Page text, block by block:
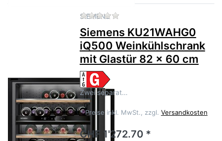
SIEMENS Zu diesem Produkt liegen
Siemens KU21WAHG0
iQ500 Weinkühlschrank
mit Glastür 82 x 60 cm
Zwei separat…
* Preise inkl. MwSt., zzgl. Versandkosten
CHF 1'272.70 *